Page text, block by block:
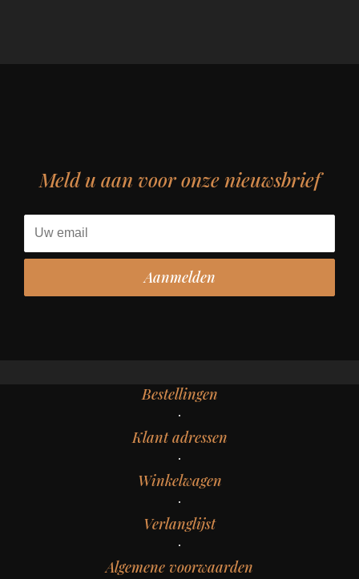
Meld u aan voor onze nieuwsbrief
Bestellingen
Klant adressen
Winkelwagen
Verlanglijst
Algemene voorwaarden